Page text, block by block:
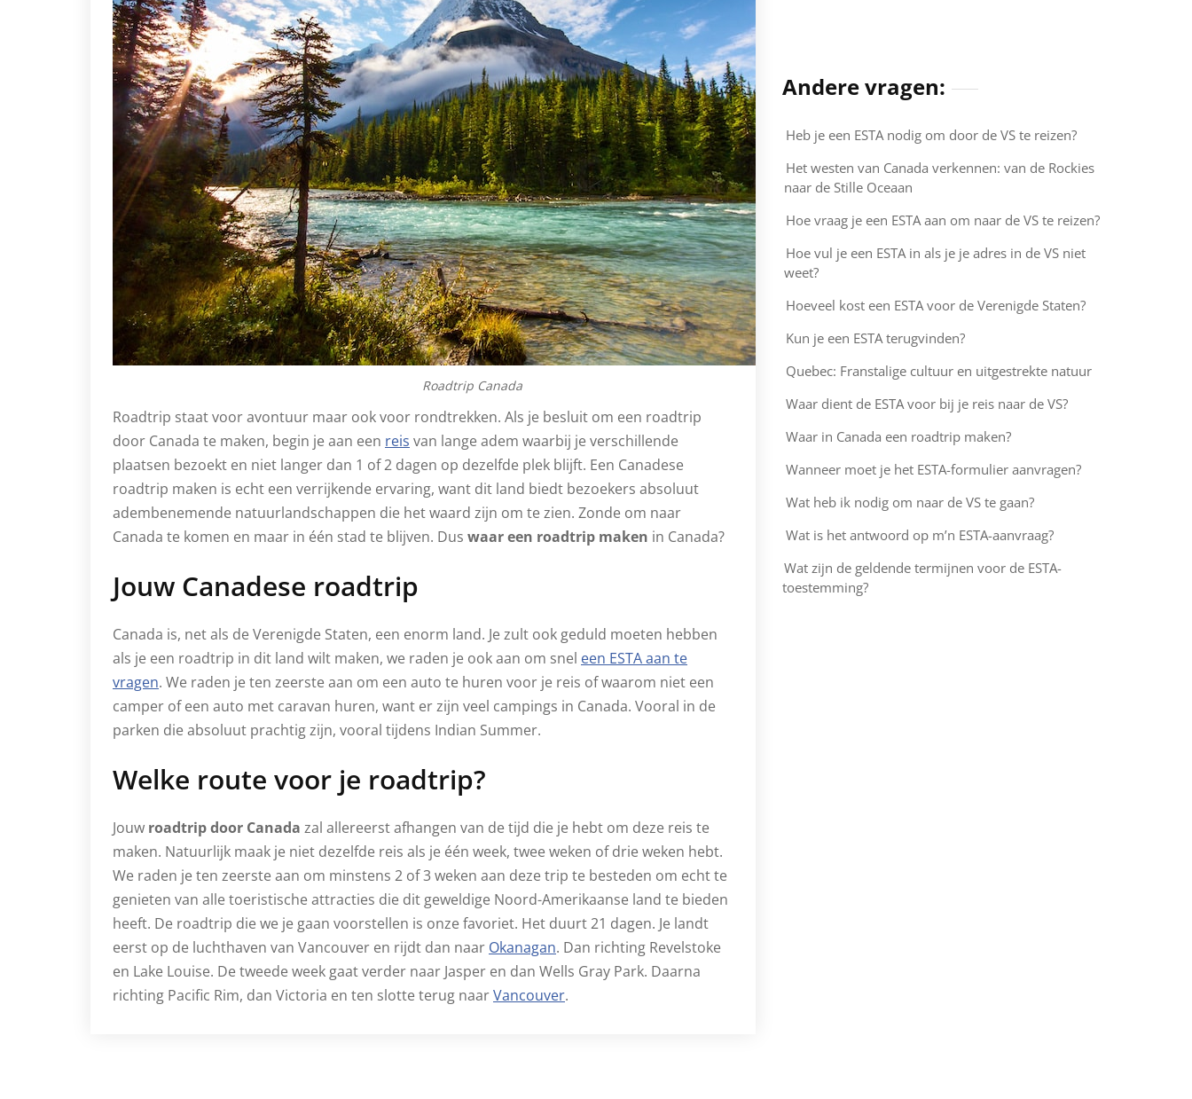
Roadtrip Canada
Roadtrip staat voor avontuur maar ook voor rondtrekken. Als je besluit om een roadtrip
door Canada te maken, begin je aan een reis van lange adem waarbij je verschillende
plaatsen bezoekt en niet langer dan 1 of 2 dagen op dezelfde plek blijft. Een Canadese
roadtrip maken is echt een verrijkende ervaring, want dit land biedt bezoekers absoluut
adembenemende natuurlandschappen die het waard zijn om te zien. Zonde om naar
Canada te komen en maar in één stad te blijven. Dus waar een roadtrip maken in Canada?
Jouw Canadese roadtrip
Canada is, net als de Verenigde Staten, een enorm land. Je zult ook geduld moeten hebben
als je een roadtrip in dit land wilt maken, we raden je ook aan om snel een ESTA aan te
vragen. We raden je ten zeerste aan om een auto te huren voor je reis of waarom niet een
camper of een auto met caravan huren, want er zijn veel campings in Canada. Vooral in de
parken die absoluut prachtig zijn, vooral tijdens Indian Summer.
Welke route voor je roadtrip?
Jouw roadtrip door Canada zal allereerst afhangen van de tijd die je hebt om deze reis te
maken. Natuurlijk maak je niet dezelfde reis als je één week, twee weken of drie weken hebt.
We raden je ten zeerste aan om minstens 2 of 3 weken aan deze trip te besteden om echt te
genieten van alle toeristische attracties die dit geweldige Noord-Amerikaanse land te bieden
heeft. De roadtrip die we je gaan voorstellen is onze favoriet. Het duurt 21 dagen. Je landt
eerst op de luchthaven van Vancouver en rijdt dan naar Okanagan. Dan richting Revelstoke
en Lake Louise. De tweede week gaat verder naar Jasper en dan Wells Gray Park. Daarna
richting Pacific Rim, dan Victoria en ten slotte terug naarVancouver.
Andere vragen:
Heb je een ESTA nodig om door de VS te reizen?
Het westen van Canada verkennen: van de Rockies
naar de Stille Oceaan
Hoe vraag je een ESTA aan om naar de VS te reizen?
Hoe vul je een ESTA in als je je adres in de VS niet
weet?
Hoeveel kost een ESTA voor de Verenigde Staten?
Kun je een ESTA terugvinden?
Quebec: Franstalige cultuur en uitgestrekte natuur
Waar dient de ESTA voor bij je reis naar de VS?
Waar in Canada een roadtrip maken?
Wanneer moet je het ESTA-formulier aanvragen?
Wat heb ik nodig om naar de VS te gaan?
Wat is het antwoord op m’n ESTA-aanvraag?
Wat zijn de geldende termijnen voor de ESTA-
toestemming?